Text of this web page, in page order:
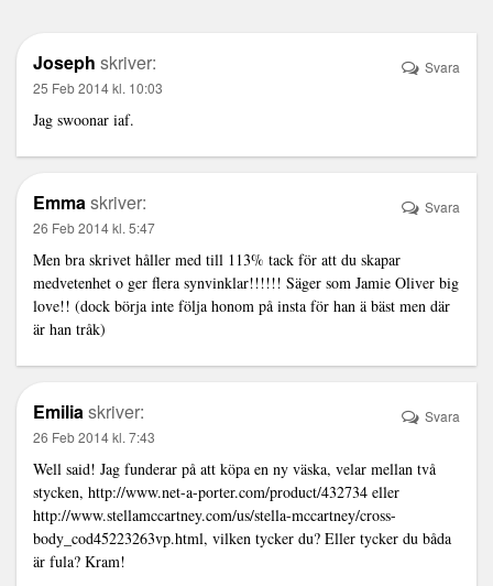
Joseph skriver:
25 Feb 2014 kl. 10:03
Jag swoonar iaf.
Svara
Emmaskriver:
26 Feb 2014 kl. 5:47
Men bra skrivet håller med till 113% tack för att du skapar
medvetenhet o ger flera synvinklar!!!!!! Säger som Jamie Oliver big
love!! (dock börja inte följa honom på insta för han ä bäst men där
är han tråk)
Svara
Emiliaskriver:
26 Feb 2014 kl. 7:43
Well said! Jag funderar på att köpa en ny väska, velar mellan två
stycken, http://www.net-a-porter.com/product/432734 eller
http://www.stellamccartney.com/us/stella-mccartney/cross-
body_cod45223263vp.html, vilken tycker du? Eller tycker du båda
är fula? Kram!
Svara